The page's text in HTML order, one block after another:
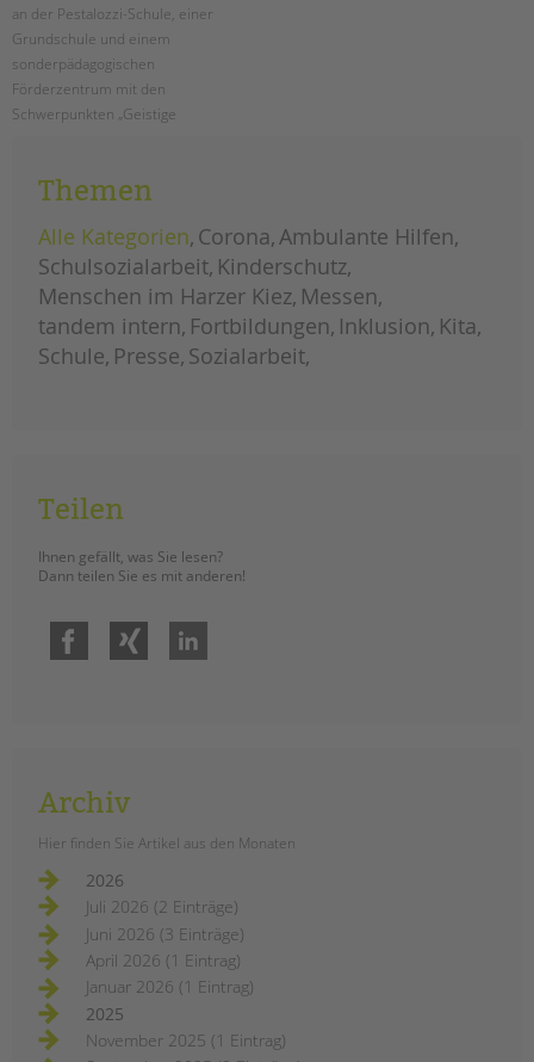
an der Pestalozzi-Schule, einer
Grundschule und einem
sonderpädagogischen
Förderzentrum mit den
Schwerpunkten „Geistige
„LIEBESLEBEN“ statt.
weiterlesenpestalozzi-
schule:
drei
tage
für
sexuelle
gesundheit
und
aufklärung
Themen
Alle Kategorien Corona Ambulante Hilfen
Schulsozialarbeit Kinderschutz
Menschen im Harzer Kiez Messen
tandem intern Fortbildungen Inklusion Kita
Schule Presse Sozialarbeit
Teilen
Ihnen gefällt, was Sie lesen?
Dann teilen Sie es mit anderen!
Facebook Xing
Archiv
Hier finden Sie Artikel aus den Monaten
2026
Juli 2026 (2 Einträge)
Juni 2026 (3 Einträge)
April 2026 (1 Eintrag)
Januar 2026 (1 Eintrag)
2025
November 2025 (1 Eintrag)